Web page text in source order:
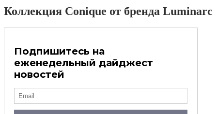
Коллекция Conique от бренда Luminarc
Подпишитесь на
еженедельный дайджест
новостей